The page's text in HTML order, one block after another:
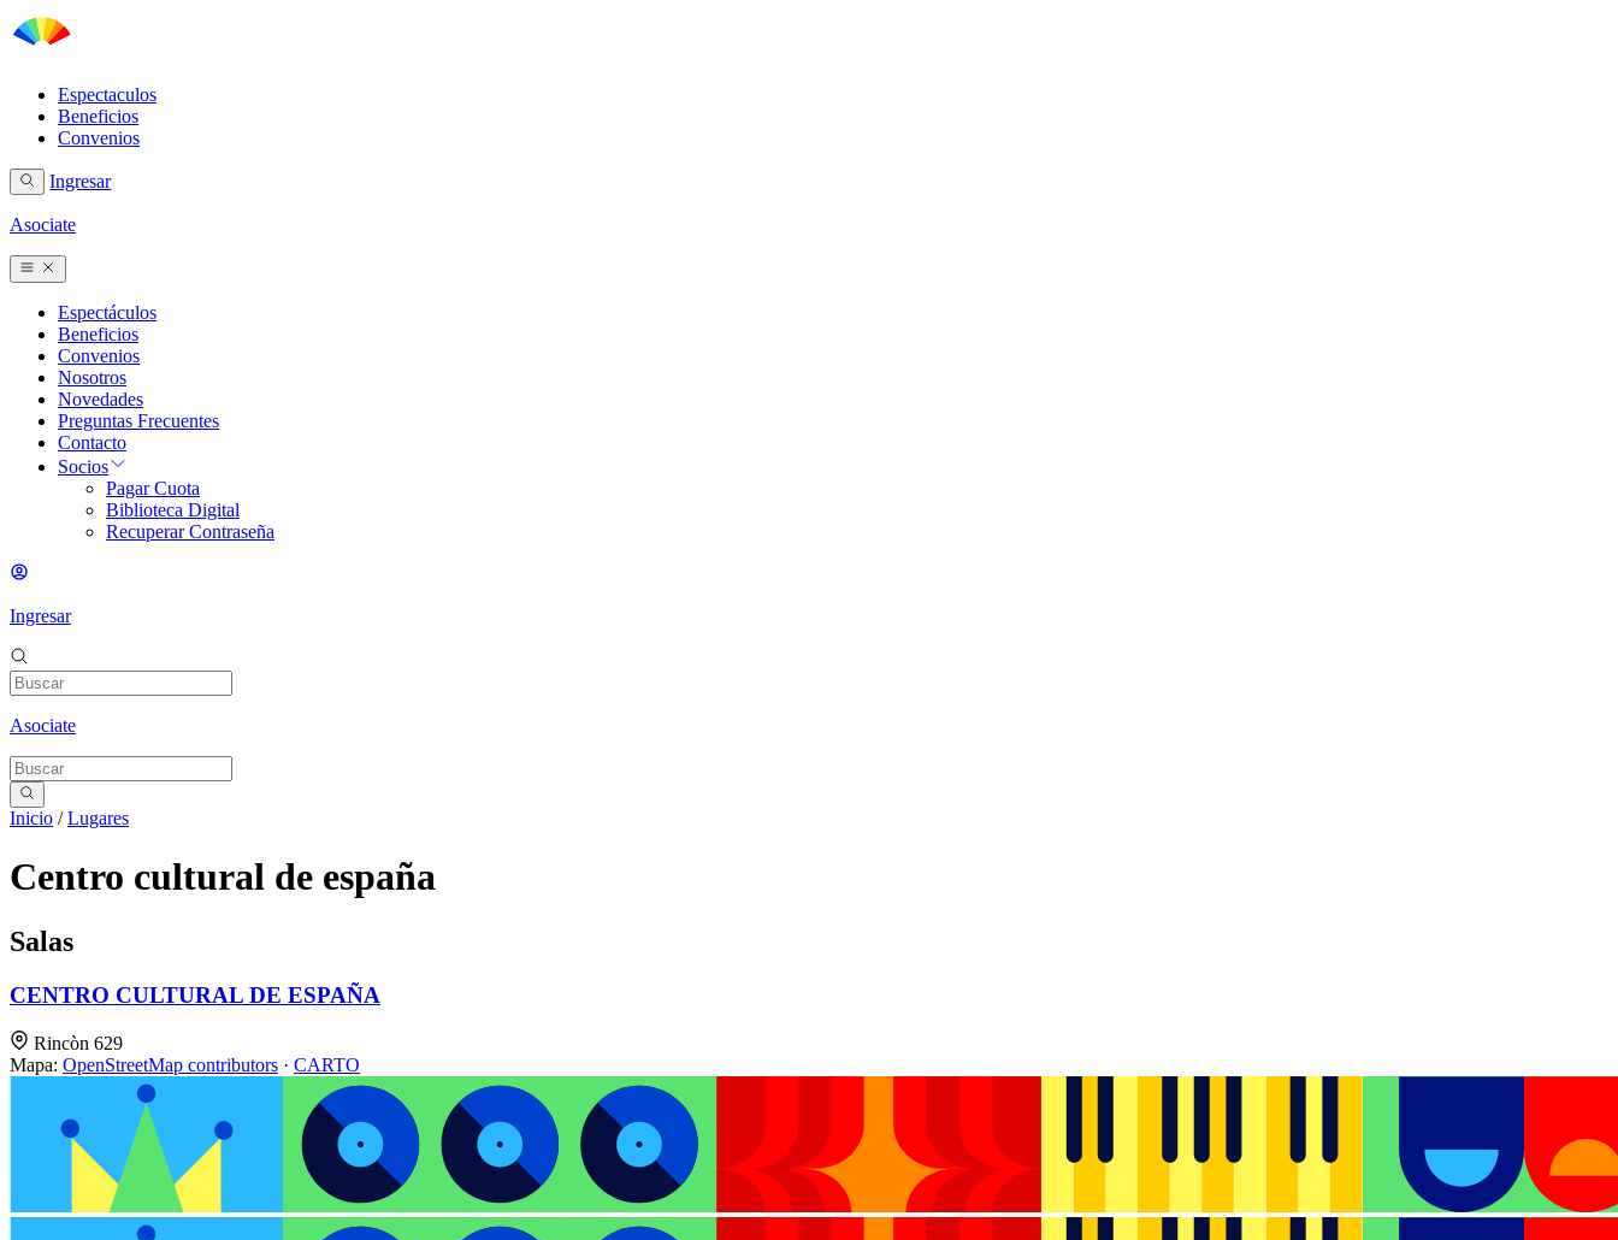
Espectaculos
Beneficios
Convenios
Ingresar
Asociate
Espectáculos
Beneficios
Convenios
Nosotros
Novedades
Preguntas Frecuentes
Contacto
Socios
Pagar Cuota
Biblioteca Digital
Recuperar Contraseña
Ingresar
Asociate
Inicio /Lugares
Centro cultural de españa
Salas
CENTRO CULTURAL DE ESPAÑA
Rincòn 629
Mapa: OpenStreetMap contributors · CARTO